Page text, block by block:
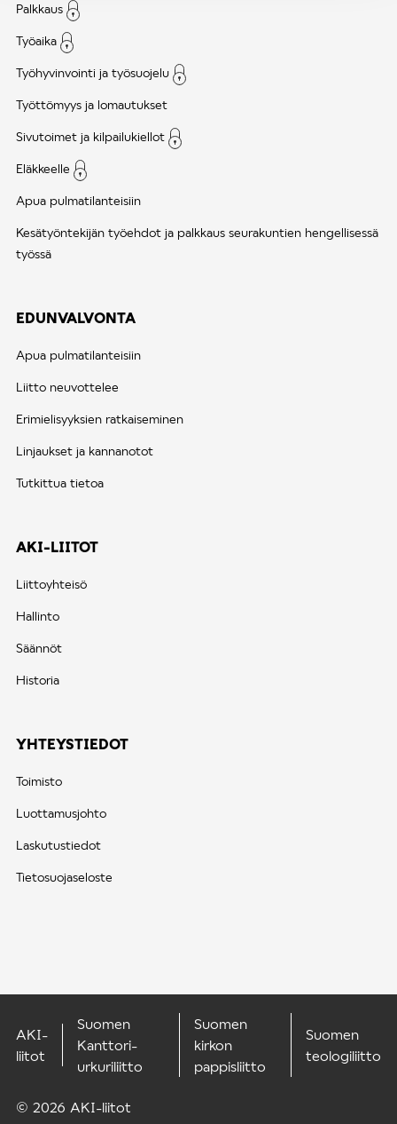
Palkkaus
Työaika
Työhyvinvointi ja työsuojelu
Työttömyys ja lomautukset
Sivutoimet ja kilpailukiellot
Eläkkeelle
Apua pulmatilanteisiin
Kesätyöntekijän työehdot ja palkkaus seurakuntien hengellisessä
työssä
EDUNVALVONTA
Apua pulmatilanteisiin
Liitto neuvottelee
Erimielisyyksien ratkaiseminen
Linjaukset ja kannanotot
Tutkittua tietoa
AKI-LIITOT
Liittoyhteisö
Hallinto
Säännöt
Historia
YHTEYSTIEDOT
Toimisto
Luottamusjohto
Laskutustiedot
Tietosuojaseloste
© 2026 AKI-liitot
AKI-
liitot
Suomen
Kanttori-
urkuriliitto
Suomen
kirkon
pappisliitto
Suomen
teologiliitto